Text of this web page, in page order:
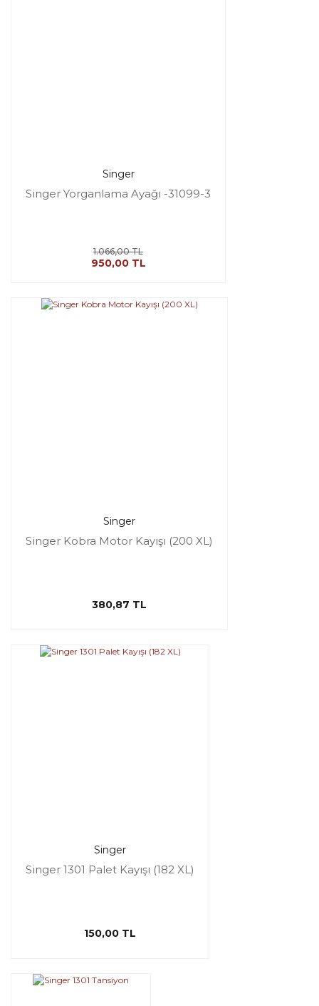
Singer
Singer Yorganlama Ayağı -31099-3
1.066,00 TL
950,00 TL
Singer
Singer Kobra Motor Kayışı (200 XL)
380,87 TL
Singer
Singer 1301 Palet Kayışı (182 XL)
150,00 TL